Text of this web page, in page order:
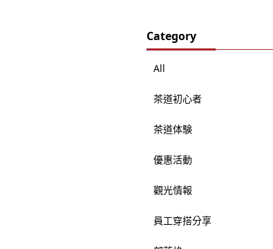
Category
All
茶道初心者
茶道体験
優惠活動
觀光情報
員工穿搭分享